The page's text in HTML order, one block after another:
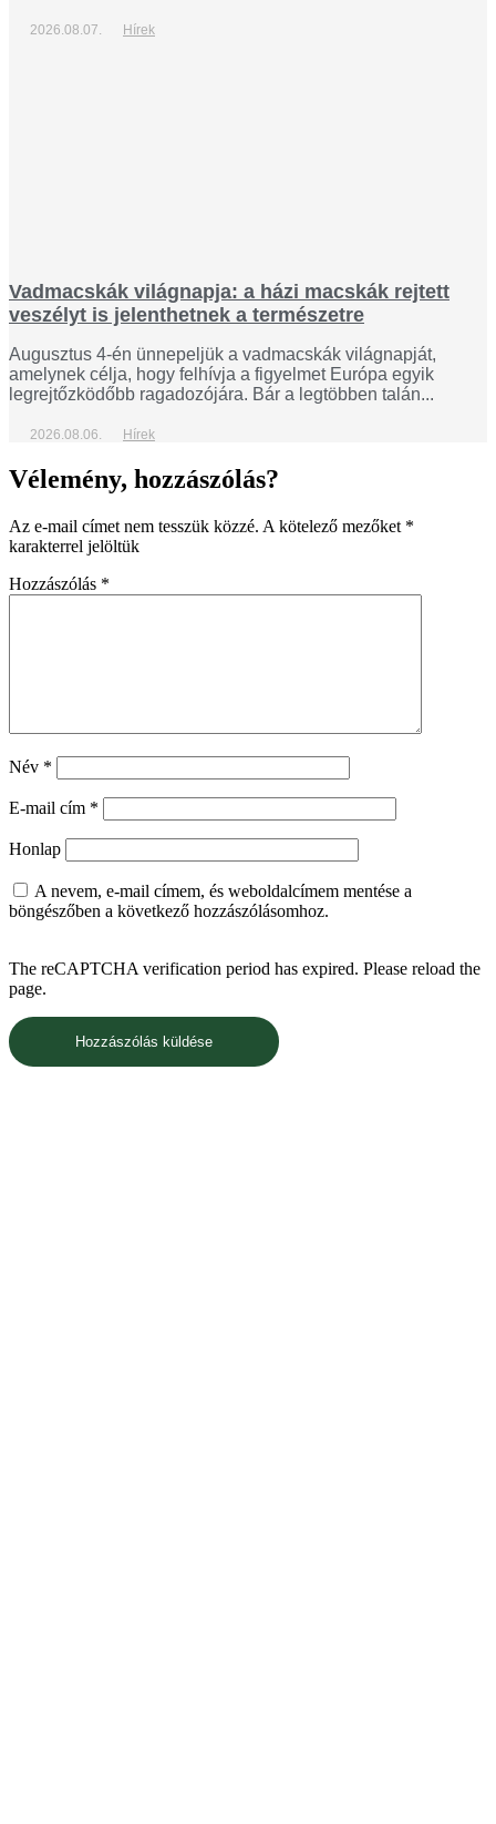
2026.08.07. Hírek
Vadmacskák világnapja: a házi macskák rejtett
veszélyt is jelenthetnek a természetre
Augusztus 4-én ünnepeljük a vadmacskák világnapját,
amelynek célja, hogy felhívja a figyelmet Európa egyik
legrejtőzködőbb ragadozójára. Bár a legtöbben talán...
2026.08.06. Hírek
Vélemény, hozzászólás?
Az e-mail címet nem tesszük közzé. A kötelező mezőket *
karakterrel jelöltük
Hozzászólás *
Név *
E-mail cím *
Honlap
A nevem, e-mail címem, és weboldalcímem mentése a
böngészőben a következő hozzászólásomhoz.
The reCAPTCHA verification period has expired. Please reload the
page.